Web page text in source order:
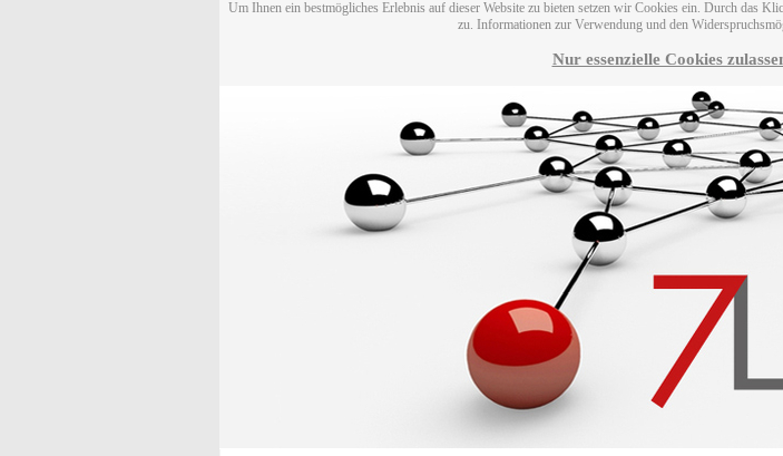
Um Ihnen ein bestmögliches Erlebnis auf dieser Website zu bieten setzen wir Cookies ein. Durch das
zu. Informationen zur Verwendung und den
Nur essenzielle Cookies